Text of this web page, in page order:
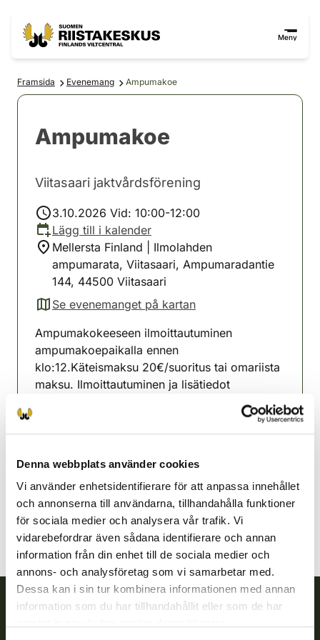
Denna webbplats använder cookies
Vi använder enhetsidentifierare för att anpassa innehållet
och annonserna till användarna, tillhandahålla funktioner
för sociala medier och analysera vår trafik. Vi
vidarebefordrar även sådana identifierare och annan
information från din enhet till de sociala medier och
annons- och analysföretag som vi samarbetar med.
Dessa kan i sin tur kombinera informationen med annan
information som du har tillhandahållit eller som de har
Meny
Framsida Evenemang Ampumakoe
Ampumakoe
Viitasaari jaktvårdsförening
3.10.2026 Vid: 10:00-12:00
Lägg till i kalender
Mellersta Finland | Ilmolahden
ampumarata, Viitasaari, Ampumaradantie
144, 44500 Viitasaari
Se evenemanget på kartan
(avautuu uuteen välilehteen)
Ampumakokeeseen ilmoittautuminen
ampumakoepaikalla ennen
klo:12.Käteismaksu 20€/suoritus tai omariista
maksu. Ilmoittautuminen ja lisätiedot
Toiminnanohjaaja Timo Kiiski 0405907488 /
Mellersta Finland
viitasaari@rhy.riista.fi